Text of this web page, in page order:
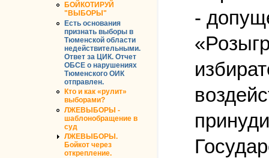
БОЙКОТИРУЙ
"ВЫБОРЫ"
Есть основания
признать выборы в
Тюменской области
недействительными.
Ответ за ЦИК. Отчет
ОБСЕ о нарушениях
Тюменского ОИК
отправлен.
Кто и как «рулит»
выборами?
ЛЖЕВЫБОРЫ -
шаблонобращение в
суд
ЛЖЕВЫБОРЫ.
Бойкот через
открепление.
-